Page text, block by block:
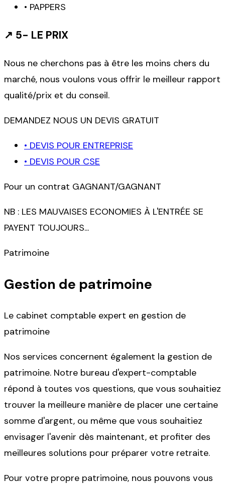
• PAPPERS
↗ 5- LE PRIX
Nous ne cherchons pas à être les moins chers du
marché, nous voulons vous offrir le meilleur rapport
qualité/prix et du conseil.
DEMANDEZ NOUS UN DEVIS GRATUIT
• DEVIS POUR ENTREPRISE
• DEVIS POUR CSE
Pour un contrat GAGNANT/GAGNANT
NB : LES MAUVAISES ECONOMIES À L'ENTRÉE SE
PAYENT TOUJOURS...
Patrimoine
Gestion de patrimoine
Le cabinet comptable expert en gestion de
patrimoine
Nos services concernent également la gestion de
patrimoine. Notre bureau d'expert-comptable
répond à toutes vos questions, que vous souhaitiez
trouver la meilleure manière de placer une certaine
somme d'argent, ou même que vous souhaitiez
envisager l'avenir dès maintenant, et profiter des
meilleures solutions pour préparer votre retraite.
Pour votre propre patrimoine, nous pouvons vous